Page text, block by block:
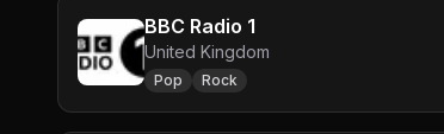
BBC Radio 1
United Kingdom
Pop Rock